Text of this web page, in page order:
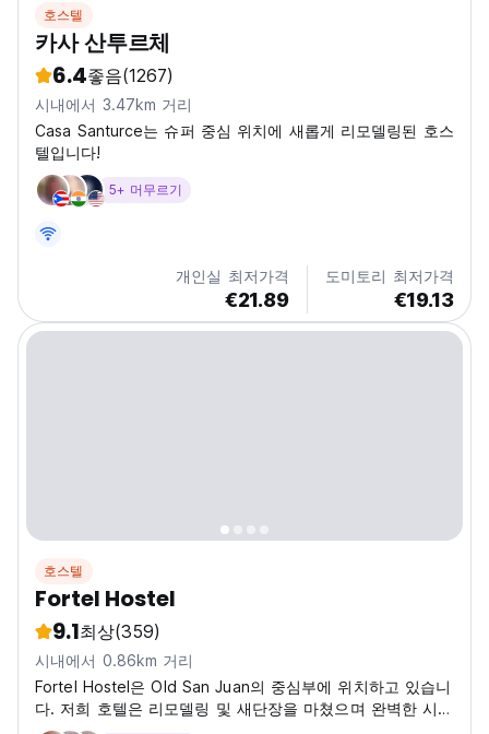
호스텔
카사 산투르체
6.4좋음(1267)
시내에서 3.47km 거리
Casa Santurce는 슈퍼 중심 위치에 새롭게 리모델링된 호스
텔입니다!
5+ 머무르기
개인실 최저가격
€21.89
도미토리 최저가격
€19.13
호스텔
Fortel Hostel
9.1최상(359)
시내에서 0.86km 거리
Fortel Hostel은 Old San Juan의 중심부에 위치하고 있습니
다. 저희 호텔은 리모델링 및 새단장을 마쳤으며 완벽한 시설
을 갖추고 있습니다.